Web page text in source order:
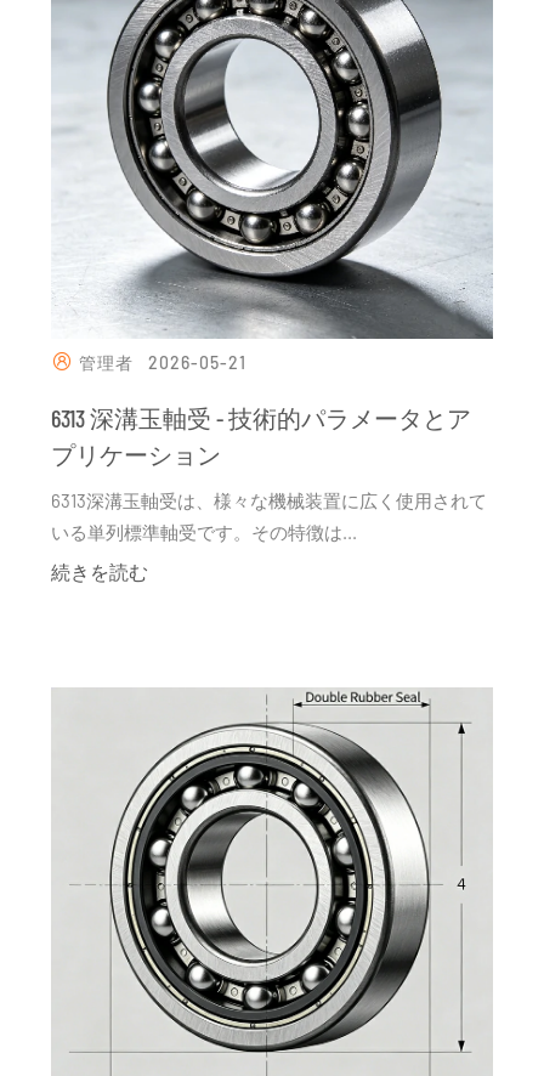
管理者 2026-05-21
6313 深溝玉軸受 - 技術的パラメータとア
プリケーション
6313深溝玉軸受は、様々な機械装置に広く使用されて
いる単列標準軸受です。その特徴は...
続きを読む